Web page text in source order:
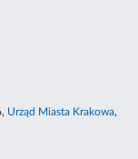
Urząd Miasta Krakowa,